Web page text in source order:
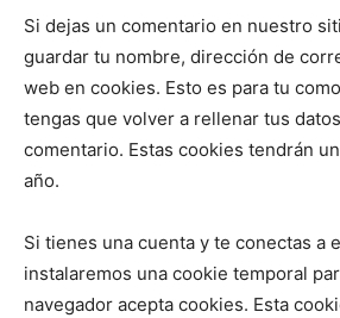
Si dejas un comentario en nuestro
guardar tu nombre, dirección de
web en cookies. Esto es para tu
tengas que volver a rellenar tus
comentario. Estas cookies tendrán
año.
Si tienes una cuenta y te conectas a
instalaremos una cookie temporal
navegador acepta cookies. Esta